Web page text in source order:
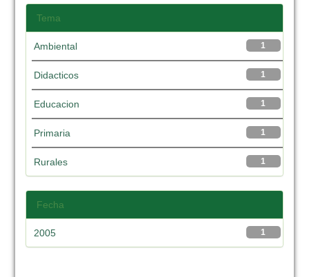
Tema
1
Ambiental
1
Didacticos
1
Educacion
1
Primaria
1
Rurales
Fecha
1
2005